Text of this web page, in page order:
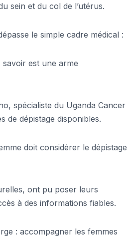
sein et du col de l’utérus.
le simple cadre médical :
est une arme
spécialiste du Uganda Cancer
de dépistage disponibles.
doit considérer le dépistage
ont pu poser leurs
à des informations fiables.
: accompagner les femmes